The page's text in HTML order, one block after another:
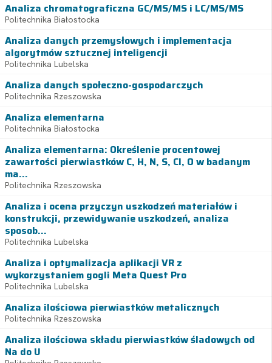
Analiza chromatograficzna GC/MS/MS i LC/MS/MS
Politechnika Białostocka
Analiza danych przemysłowych i implementacja
algorytmów sztucznej inteligencji
Politechnika Lubelska
Analiza danych społeczno-gospodarczych
Politechnika Rzeszowska
Analiza elementarna
Politechnika Białostocka
Analiza elementarna: Określenie procentowej
zawartości pierwiastków C, H, N, S, Cl, O w badanym
ma...
Politechnika Rzeszowska
Analiza i ocena przyczyn uszkodzeń materiałów i
konstrukcji, przewidywanie uszkodzeń, analiza
sposob...
Politechnika Lubelska
Analiza i optymalizacja aplikacji VR z
wykorzystaniem gogli Meta Quest Pro
Politechnika Lubelska
Analiza ilościowa pierwiastków metalicznych
Politechnika Rzeszowska
Analiza ilościowa składu pierwiastków śladowych od
Na do U